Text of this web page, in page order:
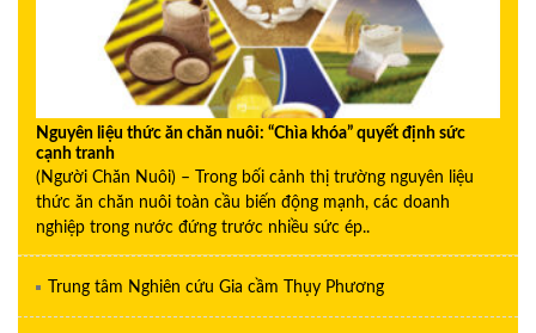
Nguyên liệu thức ăn chăn nuôi: “Chìa khóa” quyết định sức
cạnh tranh
(Người Chăn Nuôi) – Trong bối cảnh thị trường nguyên liệu
thức ăn chăn nuôi toàn cầu biến động mạnh, các doanh
nghiệp trong nước đứng trước nhiều sức ép..
Trung tâm Nghiên cứu Gia cầm Thụy Phương